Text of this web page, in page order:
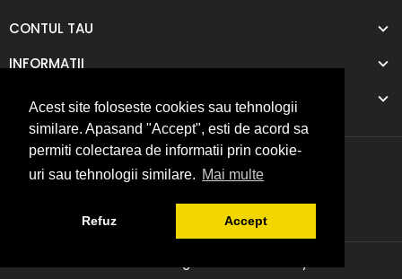
Acest site foloseste cookies sau tehnologii
similare. Apasand "Accept", esti de acord sa
permiti colectarea de informatii prin cookie-
uri sau tehnologii similare. Mai multe
Refuz Accept
CONTUL TAU
INFORMATII
COMPANIA NOASTRA